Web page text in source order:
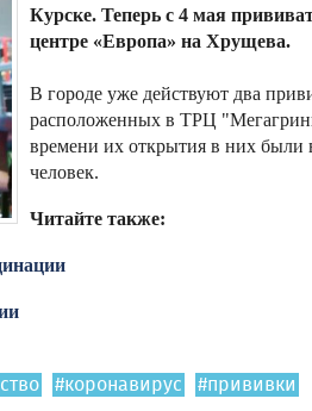
Курске. Теперь с 4 мая
центре «Европа» на Хрущева.
В городе уже действуют два
расположенных в ТРЦ
времени их открытия в них были
человек.
Читайте также:
#коронавирус #прививки